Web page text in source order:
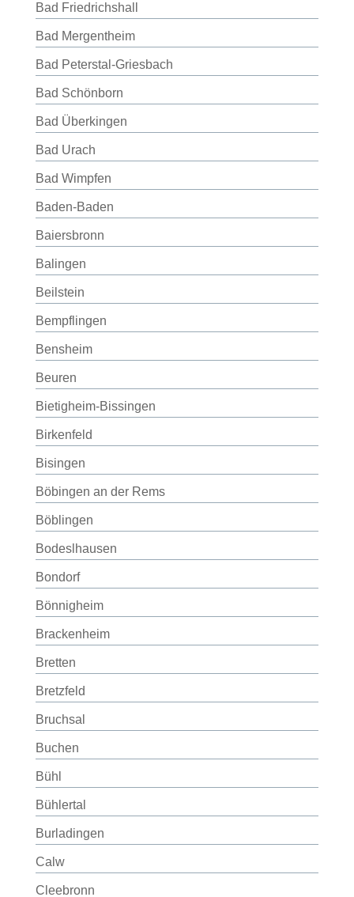
Bad Friedrichshall
Bad Mergentheim
Bad Peterstal-Griesbach
Bad Schönborn
Bad Überkingen
Bad Urach
Bad Wimpfen
Baden-Baden
Baiersbronn
Balingen
Beilstein
Bempflingen
Bensheim
Beuren
Bietigheim-Bissingen
Birkenfeld
Bisingen
Böbingen an der Rems
Böblingen
Bodeslhausen
Bondorf
Bönnigheim
Brackenheim
Bretten
Bretzfeld
Bruchsal
Buchen
Bühl
Bühlertal
Burladingen
Calw
Cleebronn